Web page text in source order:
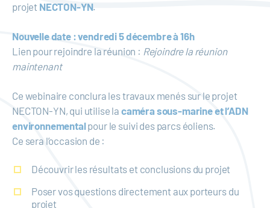
projet NECTON-YN.
Nouvelle date : vendredi 5 décembre à 16h
Lien pour rejoindre la réunion : Rejoindre la réunion
maintenant
Ce webinaire conclura les travaux menés sur le projet
NECTON-YN, qui utilise la caméra sous-marine et l’ADN
environnementalpour le suivi des parcs éoliens.
Ce sera l’occasion de :
Découvrir les résultats et conclusions du projet
Poser vos questions directement aux porteurs du
projet